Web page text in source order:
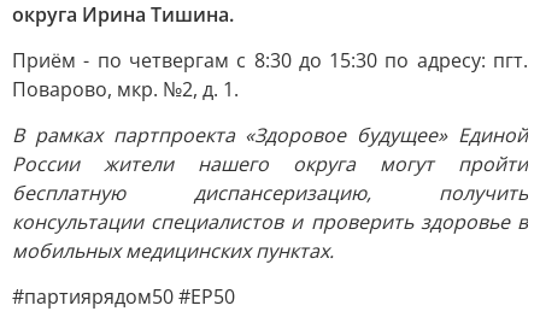
округа Ирина Тишина.
Приём - по четвергам с 8:30 до 15:30 по адресу: пгт.
Поварово, мкр. №2, д. 1.
В рамках партпроекта «Здоровое будущее» Единой
России жители нашего округа могут пройти
бесплатную диспансеризацию, получить
консультации специалистов и проверить здоровье в
мобильных медицинских пунктах.
#партиярядом50 #ЕР50